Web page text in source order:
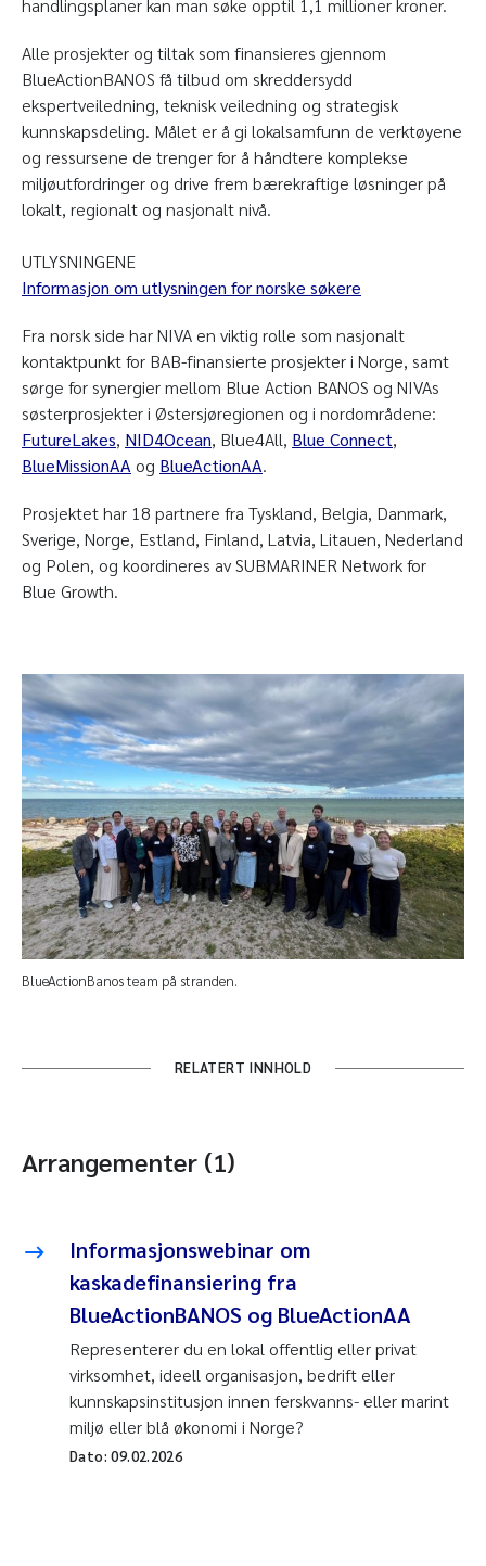
handlingsplaner kan man søke opptil 1,1 millioner kroner.
Alle prosjekter og tiltak som finansieres gjennom
BlueActionBANOS få tilbud om skreddersydd
ekspertveiledning, teknisk veiledning og strategisk
kunnskapsdeling. Målet er å gi lokalsamfunn de verktøyene
og ressursene de trenger for å håndtere komplekse
miljøutfordringer og drive frem bærekraftige løsninger på
lokalt, regionalt og nasjonalt nivå.
UTLYSNINGENE
Informasjon om utlysningen for norske søkere
Fra norsk side har NIVA en viktig rolle som nasjonalt
kontaktpunkt for BAB-finansierte prosjekter i Norge, samt
sørge for synergier mellom Blue Action BANOS og NIVAs
søsterprosjekter i Østersjøregionen og i nordområdene:
FutureLakes, NID4Ocean, Blue4All, Blue Connect,
BlueMissionAA og BlueActionAA.
Prosjektet har 18 partnere fra Tyskland, Belgia, Danmark,
Sverige, Norge, Estland, Finland, Latvia, Litauen, Nederland
og Polen, og koordineres av SUBMARINER Network for
Blue Growth.
BlueActionBanos team på stranden.
RELATERT INNHOLD
Arrangementer (1)
Informasjonswebinar om
kaskadefinansiering fra
BlueActionBANOS og BlueActionAA
Representerer du en lokal offentlig eller privat
virksomhet, ideell organisasjon, bedrift eller
kunnskapsinstitusjon innen ferskvanns- eller marint
miljø eller blå økonomi i Norge?
Dato:09.02.2026